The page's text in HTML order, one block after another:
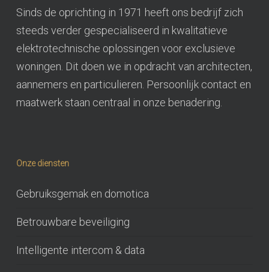
Sinds de oprichting in 1971 heeft ons bedrijf zich
steeds verder gespecialiseerd in kwalitatieve
elektrotechnische oplossingen voor exclusieve
woningen. Dit doen we in opdracht van architecten,
aannemers en particulieren. Persoonlijk contact en
maatwerk staan centraal in onze benadering.
Onze diensten
Gebruiksgemak en domotica
Betrouwbare beveiliging
Intelligente intercom & data